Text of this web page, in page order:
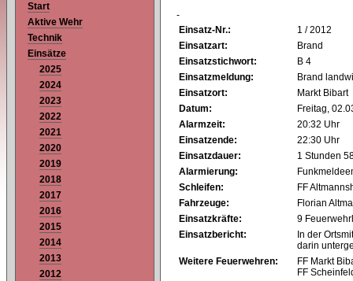
Start
Aktive Wehr
Technik
Einsätze
2025
2024
2023
2022
2021
2020
2019
2018
2017
2016
2015
2014
2013
2012
-
Einsatz-Nr.:
1 / 2012
Einsatzart:
Brand
Einsatzstichwort:
B 4
Einsatzmeldung:
Brand
Einsatzort:
Markt Bibart
Datum:
Freitag,
Alarmzeit:
20:32 Uhr
Einsatzende:
22:30 Uhr
Einsatzdauer:
1 Stunden
Alarmierung:
Schleifen:
FF
Fahrzeuge:
Florian
Einsatzkräfte:
9
Einsatzbericht:
In der
darin
Weitere Feuerwehren:
FF Markt
FF